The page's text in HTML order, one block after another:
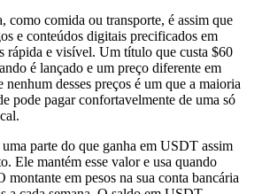
como comida ou transporte, é assim que
e conteúdos digitais precificados em
rápida e visível. Um título que custa $60
é lançado e um preço diferente em
nenhum desses preços é um que a maioria
pode pagar confortavelmente de uma só
parte do que ganha em USDT assim
Ele mantém esse valor e usa quando
montante em pesos na sua conta bancária